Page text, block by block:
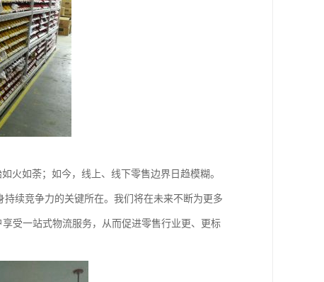
火如荼；如今，线上、线下零售边界日趋模糊。
续竞争力的关键所在。我们将在未来不断为更多
受一站式物流服务，从而促进零售行业更、更标